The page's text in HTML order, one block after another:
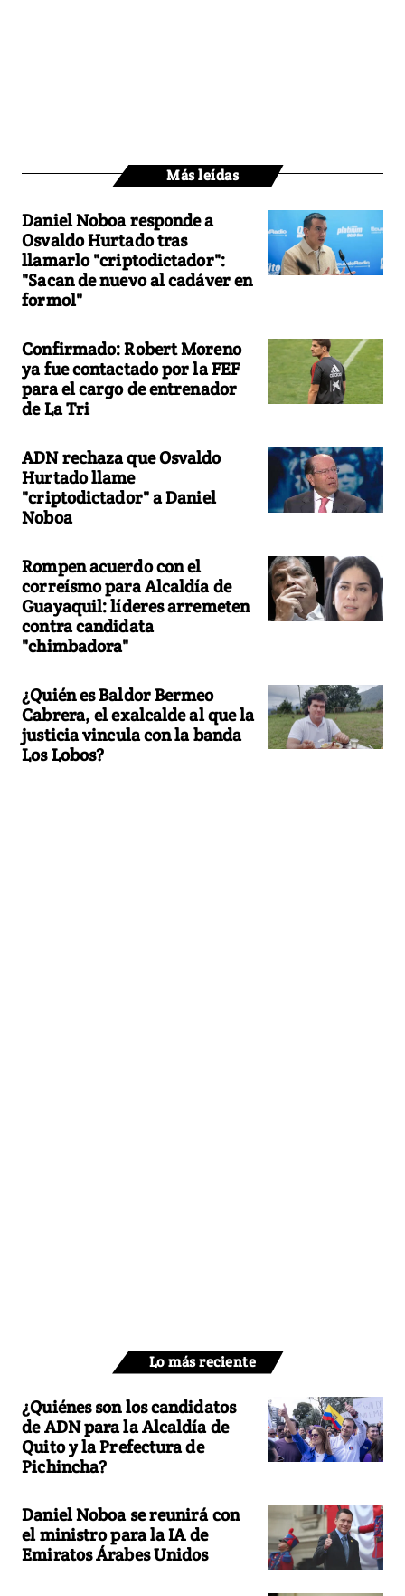
Más leídas
Daniel Noboa responde a
Osvaldo Hurtado tras
llamarlo "criptodictador":
"Sacan de nuevo al cadáver en
formol"
Confirmado: Robert Moreno
ya fue contactado por la FEF
para el cargo de entrenador
de La Tri
ADN rechaza que Osvaldo
Hurtado llame
"criptodictador" a Daniel
Noboa
Rompen acuerdo con el
correísmo para Alcaldía de
Guayaquil: líderes arremeten
contra candidata
"chimbadora"
¿Quién es Baldor Bermeo
Cabrera, el exalcalde al que la
justicia vincula con la banda
Los Lobos?
Lo más reciente
¿Quiénes son los candidatos
de ADN para la Alcaldía de
Quito y la Prefectura de
Pichincha?
Daniel Noboa se reunirá con
el ministro para la IA de
Emiratos Árabes Unidos